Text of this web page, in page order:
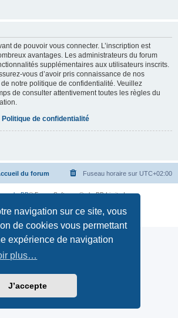
navigation sur ce site, vous
de cookies vous permettant
expérience de navigation
plus…
J’accepte
de pouvoir vous connecter. L’inscription est
avantages. Les administrateurs du forum
supplémentaires aux utilisateurs inscrits.
vous d’avoir pris connaissance de nos
notre politique de confidentialité. Veuillez
de consulter attentivement toutes les règles du
Politique de confidentialité
du forum Fuseau horaire sur UTC+02:00
phpBB® Forum Software © phpBB Limited
Confidentialité| Conditions